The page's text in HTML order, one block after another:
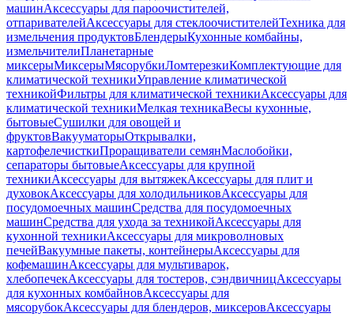
машинАксессуары для пароочистителей,
отпаривателейАксессуары для стеклоочистителейТехника для
измельчения продуктовБлендерыКухонные комбайны,
измельчителиПланетарные
миксерыМиксерыМясорубкиЛомтерезкиКомплектующие для
климатической техникиУправление климатической
техникойФильтры для климатической техникиАксессуары для
климатической техникиМелкая техникаВесы кухонные,
бытовыеСушилки для овощей и
фруктовВакууматорыОткрывалки,
картофелечисткиПроращиватели семянМаслобойки,
сепараторы бытовыеАксессуары для крупной
техникиАксессуары для вытяжекАксессуары для плит и
духовокАксессуары для холодильниковАксессуары для
посудомоечных машинСредства для посудомоечных
машинСредства для ухода за техникойАксессуары для
кухонной техникиАксессуары для микроволновых
печейВакуумные пакеты, контейнерыАксессуары для
кофемашинАксессуары для мультиварок,
хлебопечекАксессуары для тостеров, сэндвичницАксессуары
для кухонных комбайновАксессуары для
мясорубокАксессуары для блендеров, миксеровАксессуары